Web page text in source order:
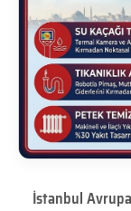
İstanbul